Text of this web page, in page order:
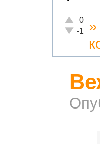
Отлично!
0
-1